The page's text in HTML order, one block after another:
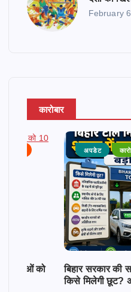
February
कारोबार
महिलाओं को
अपडेट
बिहार सरकार की
किसे मिलेगी छूट?